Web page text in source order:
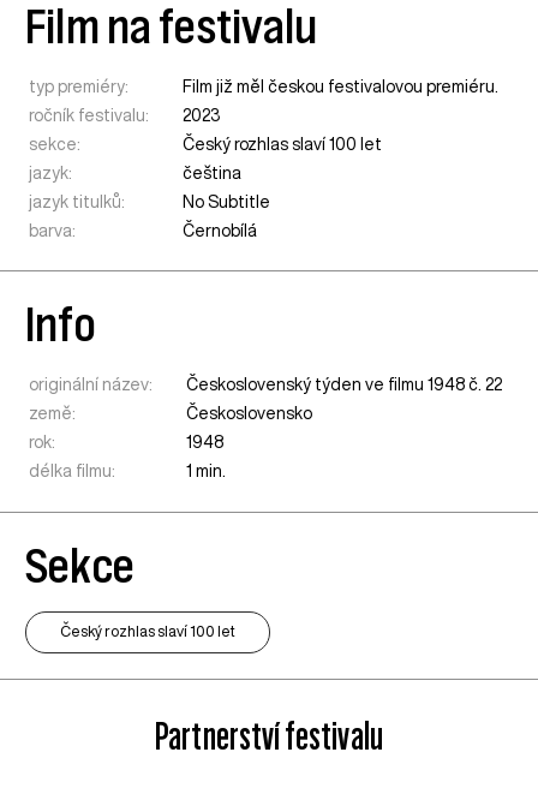
Film na festivalu
typ premiéry:
Film již měl českou festivalovou premiéru.
ročník festivalu:
2023
sekce:
Český rozhlas slaví 100 let
jazyk:
čeština
jazyk titulků:
No Subtitle
barva:
Černobílá
Info
originální název:
Československý týden ve filmu 1948 č. 22
země:
Československo
rok:
1948
délka filmu:
1 min.
Sekce
Český rozhlas slaví 100 let
Partnerství festivalu